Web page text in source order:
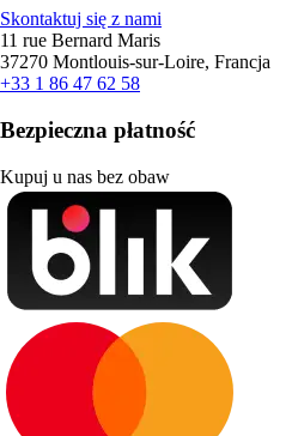
Skontaktuj się z nami
11 rue Bernard Maris
37270 Montlouis-sur-Loire, Francja
+33 1 86 47 62 58
Bezpieczna płatność
Kupuj u nas bez obaw